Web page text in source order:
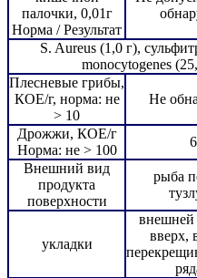
палочки, 0,01г
Норма / Результат
S. Aureus (1,0 г),
monocytogenes
Плесневые грибы,
КОЕ/г, норма: не
> 10
Не
Дрожжи, КОЕ/г
Норма: не > 100
Внешний вид
продукта
поверхности
рыба
укладки
внешней
вверх,